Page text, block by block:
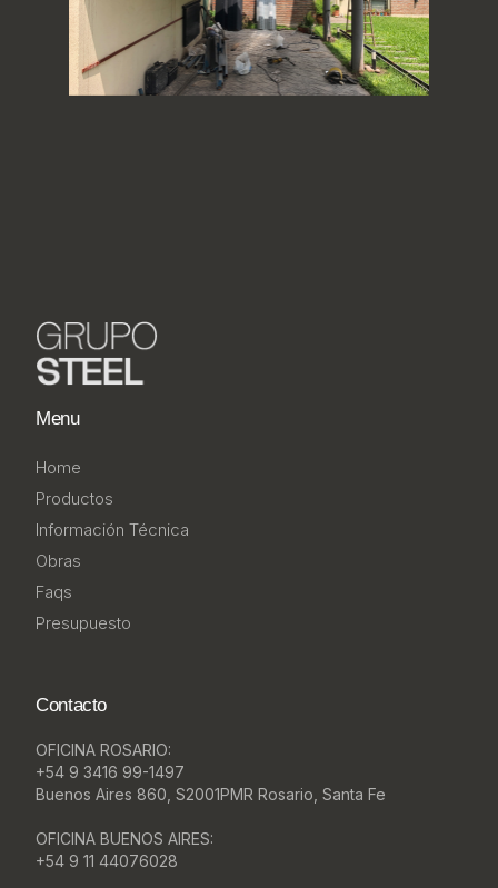
Menu
Home
Productos
Información Técnica
Obras
Faqs
Presupuesto
Contacto
OFICINA ROSARIO:
+54 9 3416 99-1497
Buenos Aires 860, S2001PMR Rosario, Santa Fe
OFICINA BUENOS AIRES:
+54 9 11 44076028